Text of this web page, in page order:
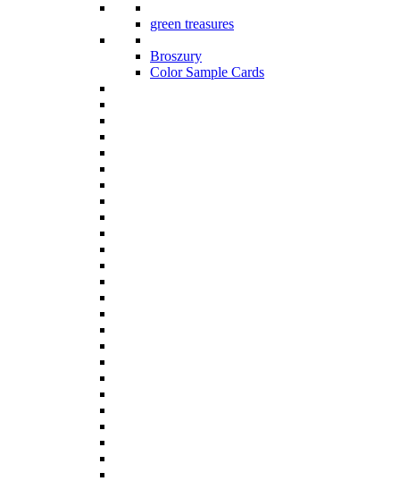
green treasures
Broszury
Color Sample Cards